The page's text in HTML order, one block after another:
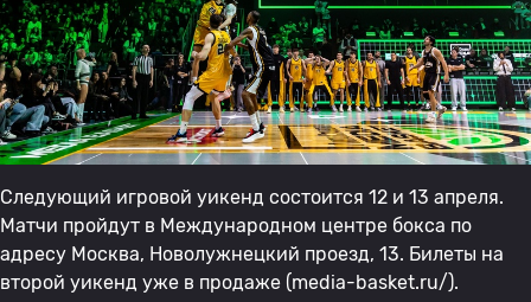
Следующий игровой уикенд состоится 12 и 13 апреля.
Матчи пройдут в Международном центре бокса по
адресу Москва, Новолужнецкий проезд, 13. Билеты на
второй уикенд уже в продаже (media-basket.ru/).